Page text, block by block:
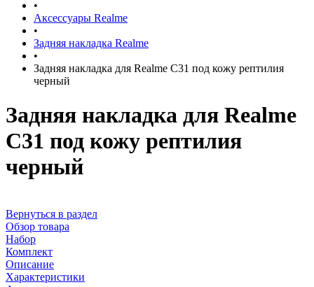
•
Аксессуары Realme
•
Задняя накладка Realme
•
Задняя накладка для Realme C31 под кожу рептилия
черный
Задняя накладка для Realme
C31 под кожу рептилия
черный
Вернуться в раздел
Обзор товара
Набор
Комплект
Описание
Характеристики